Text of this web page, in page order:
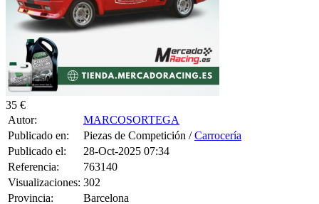
35 €
Autor:
Publicado en:
Piezas de Competición /
Publicado el:
28-Oct-2025 07:34
Referencia:
763140
Visualizaciones:
302
Provincia:
Barcelona
Pais:
España